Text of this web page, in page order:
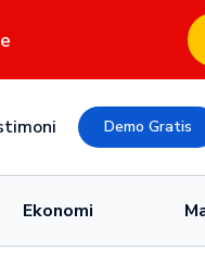
Demo Gratis
Ekonomi